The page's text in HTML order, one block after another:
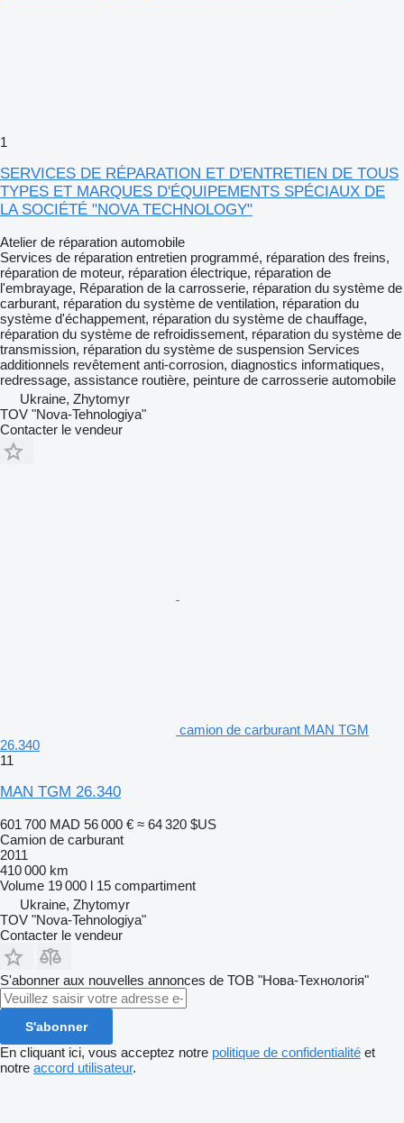
1
SERVICES DE RÉPARATION ET D'ENTRETIEN DE TOUS
TYPES ET MARQUES D'ÉQUIPEMENTS SPÉCIAUX DE
LA SOCIÉTÉ "NOVA TECHNOLOGY"
Atelier de réparation automobile
Services de réparation entretien programmé, réparation des freins,
réparation de moteur, réparation électrique, réparation de
l'embrayage, Réparation de la carrosserie, réparation du système de
carburant, réparation du système de ventilation, réparation du
système d'échappement, réparation du système de chauffage,
réparation du système de refroidissement, réparation du système de
transmission, réparation du système de suspension Services
additionnels revêtement anti-corrosion, diagnostics informatiques,
redressage, assistance routière, peinture de carrosserie automobile
Ukraine, Zhytomyr
TOV "Nova-Tehnologiya"
Contacter le vendeur
camion de carburant MAN TGM
26.340
11
MAN TGM 26.340
601 700 MAD 56 000 € ≈ 64 320 $US
Camion de carburant
2011
410 000 km
Volume 19 000 l 15 compartiment
Ukraine, Zhytomyr
TOV "Nova-Tehnologiya"
Contacter le vendeur
S'abonner aux nouvelles annonces de ТОВ "Нова-Технологія"
S'abonner
En cliquant ici, vous acceptez notre politique de confidentialité et
notre accord utilisateur.